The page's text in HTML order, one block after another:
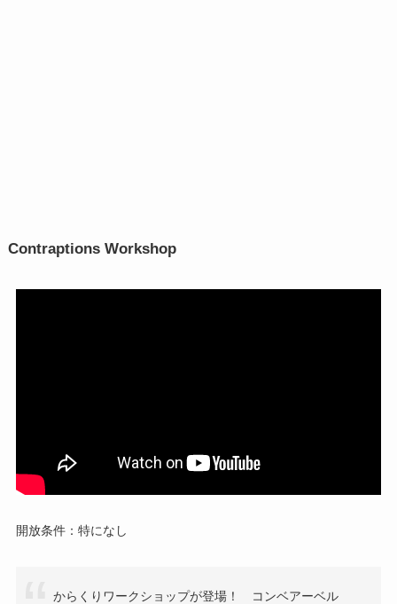
Contraptions Workshop
開放条件：特になし
からくりワークショップが登場！ コンベアーベル